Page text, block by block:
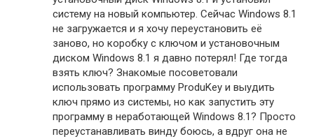
систему на новый компьютер. Сейчас Windows 8.1
не загружается и я хочу переустановить её
заново, но коробку с ключом и установочным
диском Windows 8.1 я давно потерял! Где тогда
взять ключ? Знакомые посоветовали
использовать программу ProduKey и выудить
ключ прямо из системы, но как запустить эту
программу в неработающей Windows 8.1? Просто
переустанавливать винду боюсь, а вдруг она не